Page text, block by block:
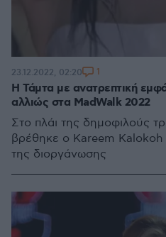
Η Τάμτα με ανατρεπτική
αλλιώς στα MadWalk 2022
Στο πλάι της δημοφιλούς
βρέθηκε ο Kareem
της διοργάνωσης
23.12.2022, 02:20 1